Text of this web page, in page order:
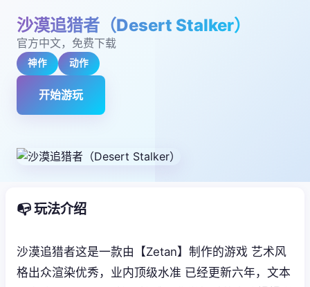
沙漠追猎者（Desert Stalker）
官方中文，免费下载
神作 动作
开始游玩
📭 玩法介绍
沙漠追猎者这是一款由【Zetan】制作的游戏 艺术风
格出众渲染优秀，业内顶级水准 已经更新六年，文本